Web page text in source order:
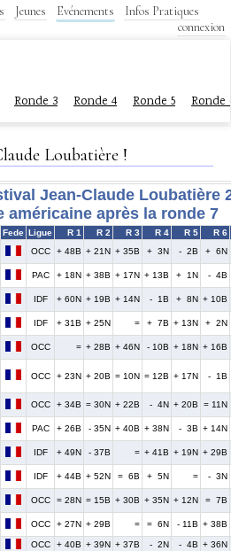
Jeunes Evénements
Infos Pratiques
connexion
Ronde 3 Ronde 4 Ronde 5 Ronde
Loubatière !
Jean-Claude Loubatière
américaine après la ronde 7
Fede Ligue R 1 R 2 R 3 R 4 R 5
R 6
OCC + 48B + 21N + 35B + 3N - 2B + 6N
PAC + 18N + 38B + 17N + 13B + 1N - 4B
IDF + 60N + 19B + 14N - 1B + 8N + 10B
IDF + 31B + 25N = + 7B + 13N + 2N
OCC = + 28B + 46N - 10B + 18N + 16B
OCC + 23N + 20B = 10N = 12B + 17N - 1B
OCC + 34B = 30N + 22B - 4N + 20B = 11N
PAC + 26B - 35N + 40B + 38N - 3B + 14N
IDF + 49N - 37B = + 41B + 19N + 29B
IDF + 44B + 52N = 6B + 5N = - 3N
OCC = 28N = 15B + 30B + 35N + 12N = 7B
OCC + 27N + 29B = = 6N - 11B + 38B
OCC + 40B + 39N + 37B - 2N - 4B + 36N